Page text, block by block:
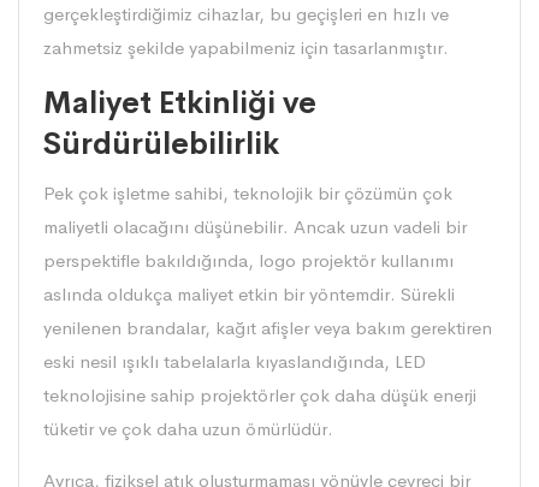
gerçekleştirdiğimiz cihazlar, bu geçişleri en hızlı ve
zahmetsiz şekilde yapabilmeniz için tasarlanmıştır.
Maliyet Etkinliği ve
Sürdürülebilirlik
Pek çok işletme sahibi, teknolojik bir çözümün çok
maliyetli olacağını düşünebilir. Ancak uzun vadeli bir
perspektifle bakıldığında, logo projektörkullanımı
aslında oldukça maliyet etkin bir yöntemdir. Sürekli
yenilenen brandalar, kağıt afişler veya bakım gerektiren
eski nesil ışıklı tabelalarla kıyaslandığında, LED
teknolojisine sahip projektörler çok daha düşük enerji
tüketir ve çok daha uzun ömürlüdür.
Ayrıca, fiziksel atık oluşturmaması yönüyle çevreci bir